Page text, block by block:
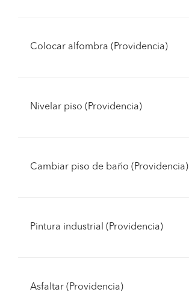
Colocar alfombra (Providencia)
Nivelar piso (Providencia)
Cambiar piso de baño (Providencia)
Pintura industrial (Providencia)
Asfaltar (Providencia)